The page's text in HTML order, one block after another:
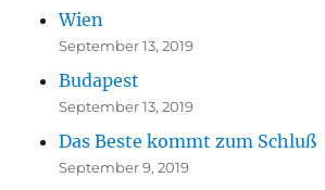
Wien
September 13, 2019
Budapest
September 13, 2019
Das Beste kommt zum Schluß
September 9, 2019